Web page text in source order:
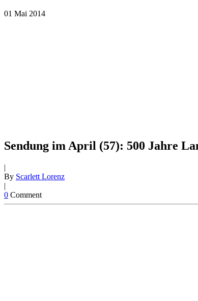
01 Mai 2014
Sendung im April (57): 500 Jahre
|
By Scarlett Lorenz
|
0 Comment